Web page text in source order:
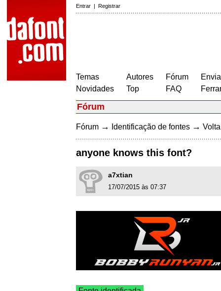
Entrar | Registrar
Temas
Novidades
Autores
Top
Fórum
FAQ
Fórum
Fórum → Identificação de fontes →
anyone knows this font?
a7xtian
17/07/2015 às 07:37